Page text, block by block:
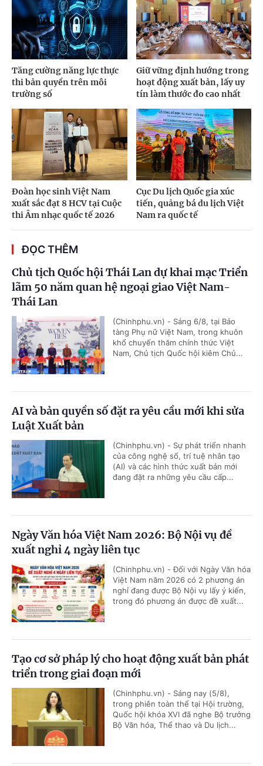
Tăng cường năng lực thực
thi bản quyền trên môi
trường số
Giữ vững định hướng trong
hoạt động xuất bản, lấy uy
tín làm thước đo cao nhất
Đoàn học sinh Việt Nam
xuất sắc đạt 8 HCV tại Cuộc
thi Âm nhạc quốc tế 2026
Cục Du lịch Quốc gia xúc
tiến, quảng bá du lịch Việt
Nam ra quốc tế
ĐỌC THÊM
Chủ tịch Quốc hội Thái Lan dự khai mạc Triển
lãm 50 năm quan hệ ngoại giao Việt Nam-
Thái Lan
(Chinhphu.vn) - Sáng 6/8, tại Bảo
tàng Phụ nữ Việt Nam, trong khuôn
khổ chuyến thăm chính thức Việt
Nam, Chủ tịch Quốc hội kiêm Chủ...
AI và bản quyền số đặt ra yêu cầu mới khi sửa
Luật Xuất bản
(Chinhphu.vn) - Sự phát triển nhanh
của công nghệ số, trí tuệ nhân tạo
(AI) và các hình thức xuất bản mới
đang đặt ra những yêu cầu cấp...
Ngày Văn hóa Việt Nam 2026: Bộ Nội vụ đề
xuất nghỉ 4 ngày liên tục
(Chinhphu.vn) - Đối với Ngày Văn hóa
Việt Nam năm 2026 có 2 phương án
nghỉ đang được Bộ Nội vụ lấy ý kiến,
trong đó phương án được đề xuất...
Tạo cơ sở pháp lý cho hoạt động xuất bản phát
triển trong giai đoạn mới
(Chinhphu.vn) - Sáng nay (5/8),
trong phiên toàn thể tại Hội trường,
Quốc hội khóa XVI đã nghe Bộ trưởng
Bộ Văn hóa, Thể thao và Du lịch...